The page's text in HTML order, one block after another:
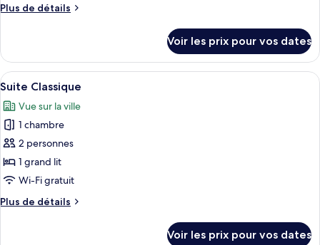
chambre :
Standard
Plus de détails
Plus
le
type
de
Chambre
Simple
Standard
Voir les prix pour vos dates
Afficher
toutes
les
photos
pour
ce
type
chambre :
Une chambre d’hôtel avec un grand
9
Suite Classique
Vue sur la ville
1 chambre
2 personnes
1 grand lit
Wi-Fi gratuit
Plus de détails
Plus
Voir les prix pour vos dates